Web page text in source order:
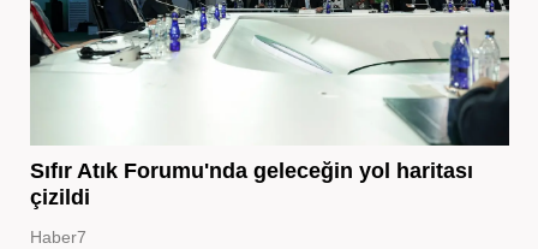
Sıfır Atık Forumu'nda geleceğin yol haritası
çizildi
Haber7